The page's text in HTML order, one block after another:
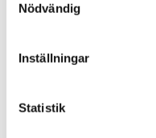
Nödvändig
Inställningar
Statistik